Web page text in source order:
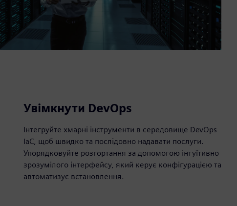
Увімкнути DevOps
Інтегруйте хмарні інструменти в середовище DevOps
IaC, щоб швидко та послідовно надавати послуги.
Упорядковуйте розгортання за допомогою інтуїтивно
зрозумілого інтерфейсу, який керує конфігурацією та
автоматизує встановлення.